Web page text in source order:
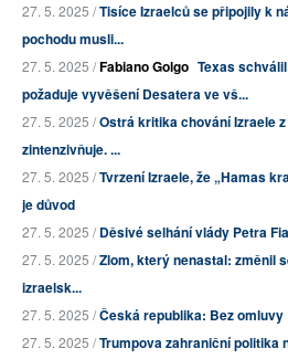
27. 5. 2025 /Tisíce Izraelců se připojily k
pochodu musli...
27. 5. 2025 /Fabiano Golgo Texas
požaduje vyvěšení Desatera ve vš...
27. 5. 2025 /Ostrá kritika chování Izraele
zintenzivňuje. ...
27. 5. 2025 /Tvrzení Izraele, že „Hamas
je důvod
27. 5. 2025 /Děsivé selhání vlády Petra
27. 5. 2025 /Zlom, který nenastal: změnil
izraelsk...
27. 5. 2025 /Česká republika: Bez omluvy
27. 5. 2025 /Trumpova zahraniční politika